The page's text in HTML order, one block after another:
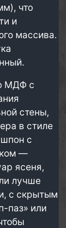
что
и
массива.
МДФ с
стены,
в стиле
с
—
ясеня,
лучше
с скрытым
паз» или